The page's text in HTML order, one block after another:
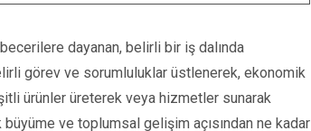
dayanan, belirli bir iş dalında
görev ve sorumluluklar üstlenerek, ekonomik
ürünler üreterek veya hizmetler sunarak
ve toplumsal gelişim açısından ne kadar